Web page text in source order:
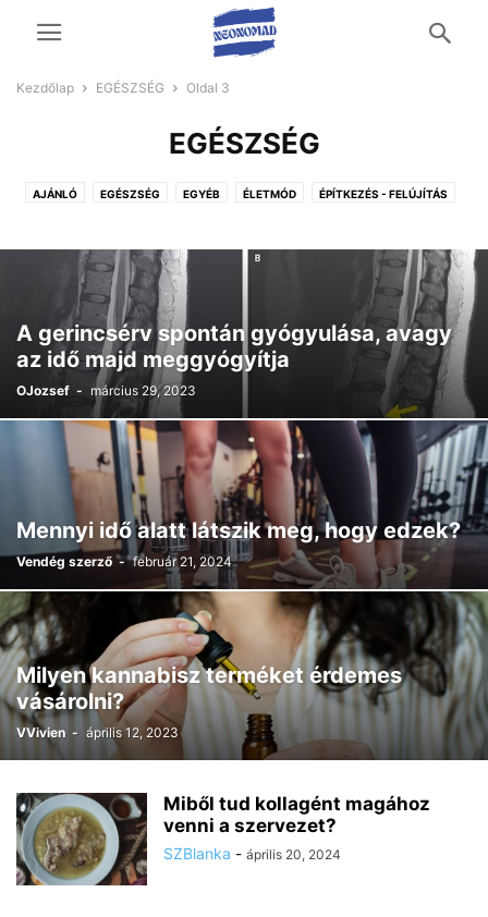
Kezdőlap EGÉSZSÉG Oldal 3
EGÉSZSÉG
AJÁNLÓ EGÉSZSÉG EGYÉB ÉLETMÓD ÉPÍTKEZÉS - FELÚJÍTÁS
VÁSÁRLÁS
A gerincsérv spontán gyógyulása, avagy
az idő majd meggyógyítja
OJozsef - március 29, 2023
Mennyi idő alatt látszik meg, hogy edzek?
Vendég szerző - február 21, 2024
Milyen kannabisz terméket érdemes
vásárolni?
VVivien - április 12, 2023
Miből tud kollagént magához
venni a szervezet?
SZBlanka - április 20, 2024